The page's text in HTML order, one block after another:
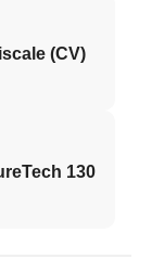
(CV)
130